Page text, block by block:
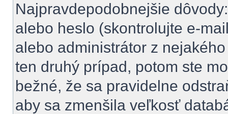
Najpravdepodobnejšie
alebo heslo (skontrolujte e-
alebo administrátor z
ten druhý prípad, potom ste
bežné, že sa pravidelne
aby sa zmenšila veľkosť